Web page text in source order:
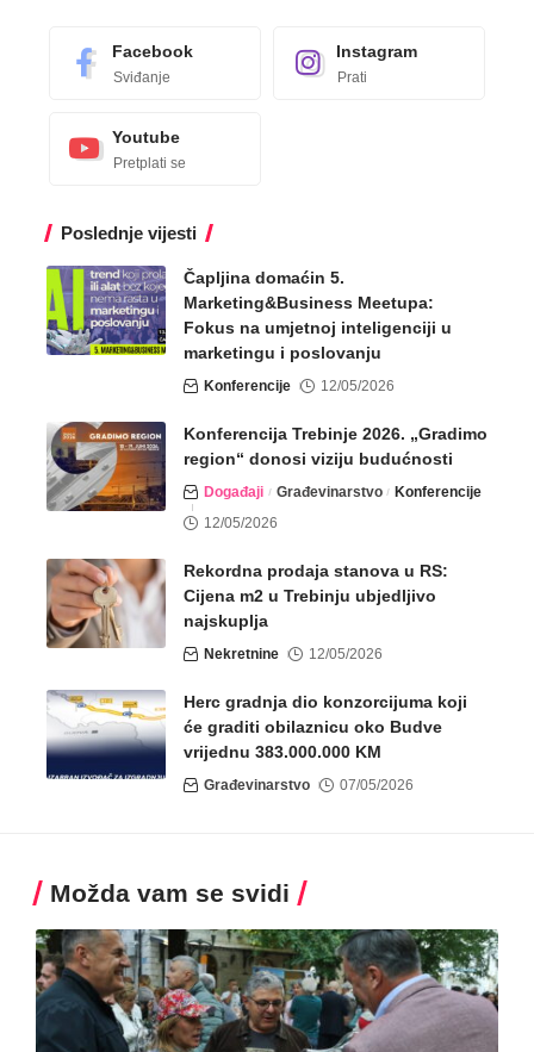
Facebook
Sviđanje
Instagram
Prati
Youtube
Pretplati se
Poslednje vijesti
Čapljina domaćin 5.
Marketing&Business Meetupa:
Fokus na umjetnoj inteligenciji u
marketingu i poslovanju
Konferencije 12/05/2026
Konferencija Trebinje 2026. „Gradimo
region“ donosi viziju budućnosti
Događaji Građevinarstvo
Konferencije
12/05/2026
Rekordna prodaja stanova u RS:
Cijena m2 u Trebinju ubjedljivo
najskuplja
Nekretnine 12/05/2026
Herc gradnja dio konzorcijuma koji
će graditi obilaznicu oko Budve
vrijednu 383.000.000 KM
Građevinarstvo 07/05/2026
Možda vam se svidi